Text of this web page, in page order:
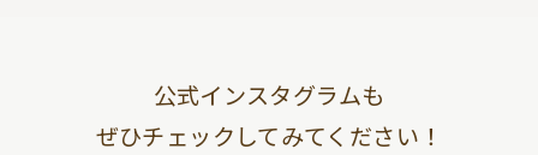
公式インスタグラムも
ぜひチェックしてみてください！